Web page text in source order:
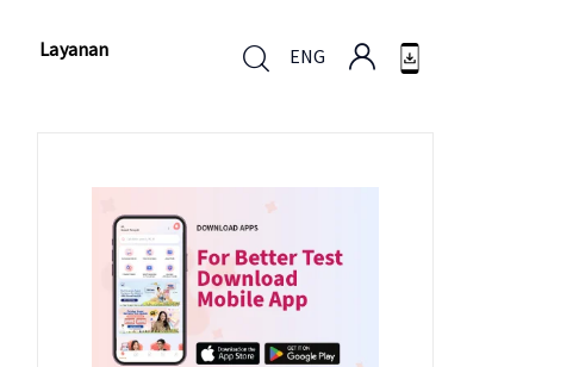
Layanan ENG